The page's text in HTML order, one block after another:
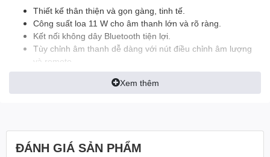
Thiết kế thân thiện và gọn gàng, tinh tế.
Công suất loa 11 W cho âm thanh lớn và rõ ràng.
Kết nối không dây Bluetooth tiện lợi.
Tùy chỉnh âm thanh dễ dàng với nút điều chỉnh âm lượng
và remote.
Thông số kỹ thuật
Cách kết nối BluetoothXem thêm
ĐÁNH GIÁ SẢN PHẨM